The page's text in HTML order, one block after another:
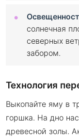
солнечная
северных
забором.
Технология
Выкопайте яму в
горшка. На дно
древесной золы.